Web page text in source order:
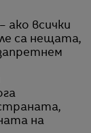
ако всички
са нещата,
на